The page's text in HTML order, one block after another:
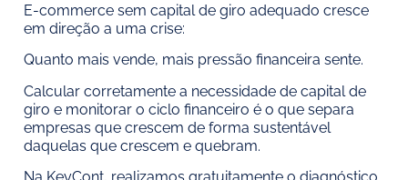
E-commerce sem capital de giro adequado cresce
em direção a uma crise:
Quanto mais vende, mais pressão financeira sente.
Calcular corretamente a necessidade de capital de
giro e monitorar o ciclo financeiro é o que separa
empresas que crescem de forma sustentável
daquelas que crescem e quebram.